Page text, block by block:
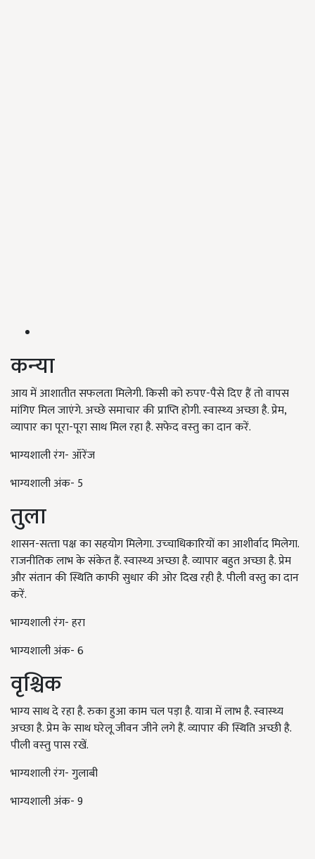
कन्‍या
आय में आशातीत सफलता मिलेगी. किसी को रुपए-पैसे दिए हैं तो वापस
मांगिए मिल जाएंगे. अच्‍छे समाचार की प्राप्ति होगी. स्‍वास्‍थ्‍य अच्‍छा है. प्रेम,
व्‍यापार का पूरा-पूरा साथ मिल रहा है. सफेद वस्‍तु का दान करें.
भाग्यशाली रंग- ऑरेंज
भाग्यशाली अंक- 5
तुला
शासन-सत्‍ता पक्ष का सहयोग मिलेगा. उच्‍चाधिकारियों का आशीर्वाद मिलेगा.
राजनीतिक लाभ के संकेत हैं. स्‍वास्‍थ्‍य अच्‍छा है. व्‍यापार बहुत अच्‍छा है. प्रेम
और संतान की स्थिति काफी सुधार की ओर दिख रही है. पीली वस्तु का दान
करें.
भाग्यशाली रंग- हरा
भाग्यशाली अंक- 6
वृश्चिक
भाग्‍य साथ दे रहा है. रुका हुआ काम चल पड़ा है. यात्रा में लाभ है. स्‍वास्‍थ्‍य
अच्‍छा है. प्रेम के साथ घरेलू जीवन जीने लगे हैं. व्‍यापार की स्थिति अच्‍छी है.
पीली वस्‍तु पास रखें.
भाग्यशाली रंग- गुलाबी
भाग्यशाली अंक- 9